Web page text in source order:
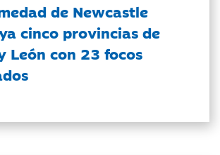
de Newcastle
cinco provincias de
León con 23 focos